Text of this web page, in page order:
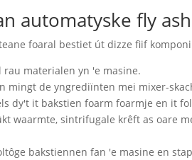
automatyske fly
foaral bestiet út dizze fiif
rau materialen yn 'e masine.
mingt de yngrediïnten mei mixer-
dy't it bakstien foarm foarmje en it
waarmte, sintrifugale krêft as oare
bakstiennen fan 'e masine en